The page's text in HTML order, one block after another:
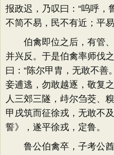
报政迟，乃叹曰：“呜呼，
不简不易，民不有近；平
伯禽即位之后，有管、
并兴反。于是伯禽率师伐
曰：“陈尔甲胄，无敢不善
妾逋逃，勿敢越逐，敬复
人三郊三隧，歭尔刍茭、
甲戌筑而征徐戎，无敢不
誓》，遂平徐戎，定鲁。
鲁公伯禽卒，子考公酋